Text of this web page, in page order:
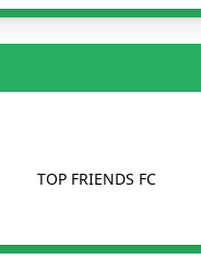
TOP FRIENDS FC